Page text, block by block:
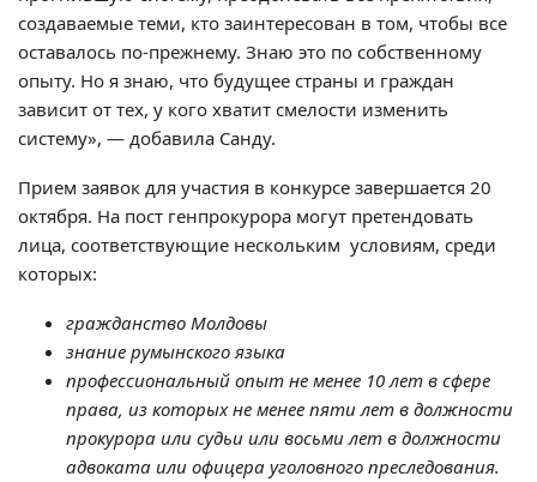
создаваемые теми, кто заинтересован в том, чтобы все
оставалось по-прежнему. Знаю это по собственному
опыту. Но я знаю, что будущее страны и граждан
зависит от тех, у кого хватит смелости изменить
систему», — добавила Санду.
Прием заявок для участия в конкурсе завершается 20
октября. На пост генпрокурора могут претендовать
лица, соответствующие нескольким условиям, среди
которых:
гражданство Молдовы
знание румынского языка
профессиональный опыт не менее 10 лет в сфере
права, из которых не менее пяти лет в должности
прокурора или судьи или восьми лет в должности
адвоката или офицера уголовного преследования.